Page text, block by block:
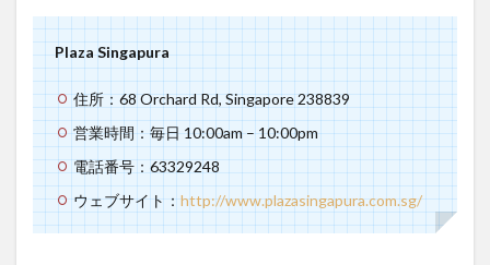
Plaza Singapura
住所：68 Orchard Rd, Singapore 238839
営業時間：毎日 10:00am – 10:00pm
電話番号：63329248
ウェブサイト：http://www.plazasingapura.com.sg/